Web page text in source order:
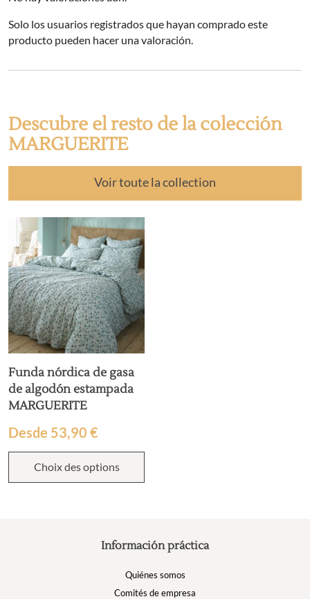
Solo los usuarios registrados que hayan comprado este
producto pueden hacer una valoración.
Descubre el resto de la colección
MARGUERITE
Voir toute la collection
Funda nórdica de gasa
de algodón estampada
MARGUERITE
Desde 53,90 €
Choix des options
Información práctica
Quiénes somos
Comités de empresa